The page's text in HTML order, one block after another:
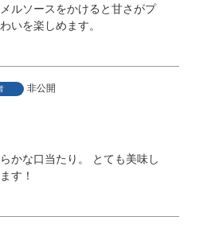
ルソースをかけると甘さがプ
いを楽しめます。
非公開
かな口当たり。 とても美味し
す！